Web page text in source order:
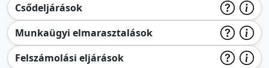
Csődeljárások
Munkaügyi elmarasztalások
Felszámolási eljárások